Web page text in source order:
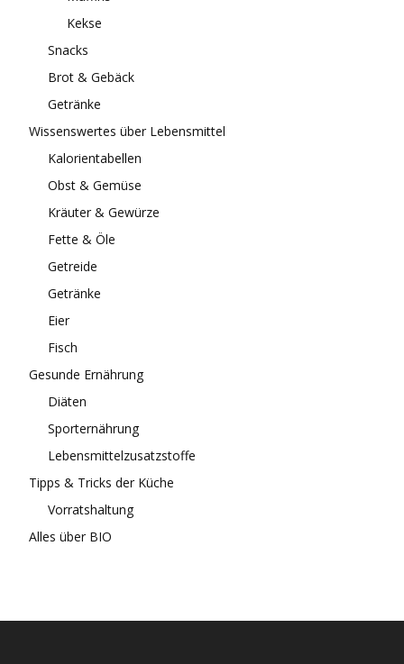
Kekse
Snacks
Brot & Gebäck
Getränke
Wissenswertes über Lebensmittel
Kalorientabellen
Obst & Gemüse
Kräuter & Gewürze
Fette & Öle
Getreide
Getränke
Eier
Fisch
Gesunde Ernährung
Diäten
Sporternährung
Lebensmittelzusatzstoffe
Tipps & Tricks der Küche
Vorratshaltung
Alles über BIO